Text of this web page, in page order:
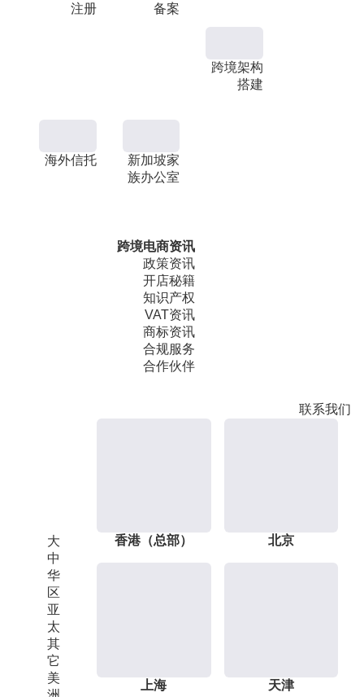
注册
备案
跨境架构
搭建
海外信托
新加坡家
族办公室
跨境电商资讯
政策资讯
开店秘籍
知识产权
VAT资讯
商标资讯
合规服务
合作伙伴
联系我们
大
中
华
区
亚
太
其
它
美
香港（总部） 北京
上海 天津